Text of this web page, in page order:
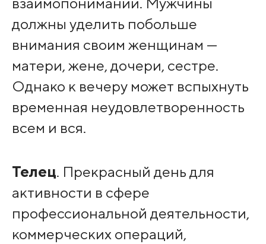
должны уделить побольше
внимания своим женщинам —
матери, жене, дочери, сестре.
Однако к вечеру может вспыхнуть
временная неудовлетворенность
всем и вся.
Телец. Прекрасный день для
активности в сфере
профессиональной деятельности,
коммерческих операций,